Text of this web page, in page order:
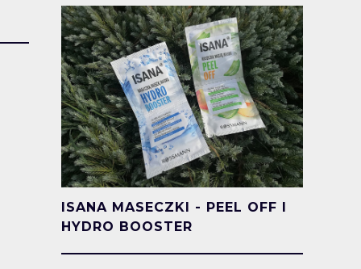
ISANA MASECZKI - PEEL OFF I
HYDRO BOOSTER